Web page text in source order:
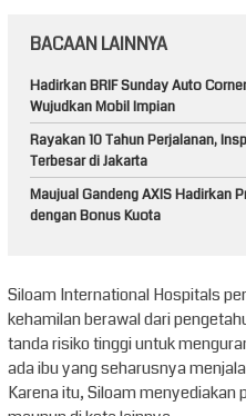
BACAAN LAINNYA
Hadirkan BRIF Sunday Auto
Wujudkan Mobil Impian
Rayakan 10 Tahun Perjalanan,
Terbesar di Jakarta
Maujual Gandeng AXIS Hadirkan
dengan Bonus Kuota
Siloam International Hospitals
kehamilan berawal dari
tanda risiko tinggi untuk
ada ibu yang seharusnya
Karena itu, Siloam menyediakan